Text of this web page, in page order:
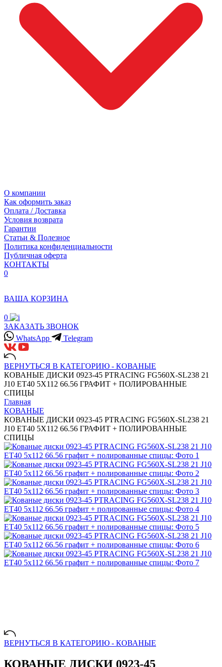
О компании
Как оформить заказ
Оплата / Доставка
Условия возврата
Гарантии
Статьи & Полезное
Политика конфиденциальности
Публичная оферта
КОНТАКТЫ
0
ВАША КОРЗИНА
0
ЗАКАЗАТЬ ЗВОНОК
WhatsApp
Telegram
ВЕРНУТЬСЯ В КАТЕГОРИЮ - КОВАНЫЕ
КОВАНЫЕ ДИСКИ 0923-45 PTRACING FG560X-SL238 21
J10 ET40 5X112 66.56 ГРАФИТ + ПОЛИРОВАННЫЕ
СПИЦЫ
Главная
КОВАНЫЕ
КОВАНЫЕ ДИСКИ 0923-45 PTRACING FG560X-SL238 21
J10 ET40 5X112 66.56 ГРАФИТ + ПОЛИРОВАННЫЕ
СПИЦЫ
ВЕРНУТЬСЯ В КАТЕГОРИЮ - КОВАНЫЕ
КОВАНЫЕ ДИСКИ 0923-45